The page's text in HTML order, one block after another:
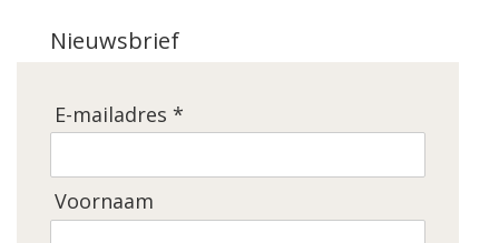
Nieuwsbrief
E-mailadres *
Voornaam